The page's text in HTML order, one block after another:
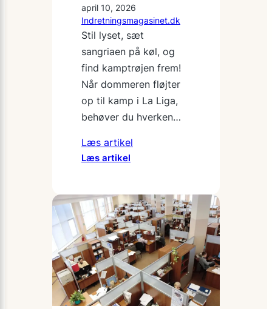
april 10, 2026
Indretningsmagasinet.dk
Stil lyset, sæt
sangriaen på køl, og
find kamptrøjen frem!
Når dommeren fløjter
op til kamp i La Liga,
behøver du hverken…
Læs artikel
Læs artikel
til
at
gøre
aftenen
med
La
Liga-
kampe